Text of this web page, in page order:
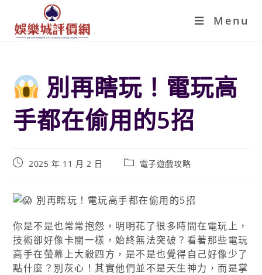
Menu
別再瞎玩！電玩高
手都在偷用的5招
2025 年 11 月 2 日 電子遊戲攻略
你是不是也常常抱怨，明明花了很多時間在電玩上，
技術卻好像卡關一樣，始終無法突破？看著那些電玩
高手在螢幕上大殺四方，是不是也覺得自己好像少了
點什麼？別灰心！其實他們並不是天生神力，而是掌